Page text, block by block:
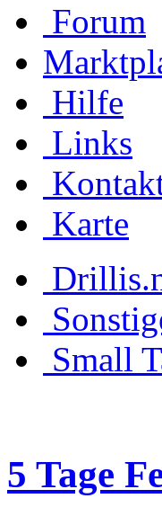
Forum
Hilfe
Links
Karte
Small
5 Tage